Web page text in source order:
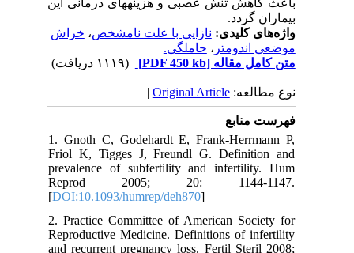
باعث کاهش تنش عصبی و هزینه­های درمانی این
بیماران گردد.
واژه‌های کلیدی:نازایی با علت نامشخص،خراش
موضعی اندومتر، حاملگی.
متن کامل مقاله[PDF 450 kb]
نوع مطالعه:Original Article
|
فهرست منابع
1. Gnoth C, Godehardt E, Frank-Herrmann P,
Friol K, Tigges J, Freundl G. Definition and
prevalence of subfertility and infertility. Hum
Reprod 2005; 20: 1144-1147.
[DOI:10.1093/humrep/deh870
2. Practice Committee of American Society for
Reproductive Medicine. Definitions of infertility
and recurrent pregnancy loss. Fertil Steril 2008;